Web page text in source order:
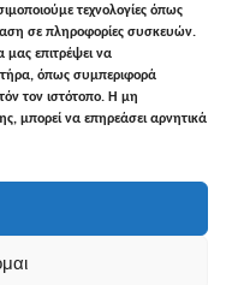
τεχνολογίες όπως
σε πληροφορίες συσκευών.
μας επιτρέψει να
όπως συμπεριφορά
τον ιστότοπο. Η μη
μπορεί να επηρεάσει αρνητικά
(13) νοσοκομείο Σερρών